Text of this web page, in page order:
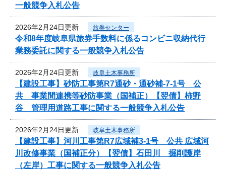
一般競争入札公告
2026年2月24日更新 旅券センター
令和8年度岐阜県旅券手数料に係るコンビニ収納代行
業務委託に関する一般競争入札公告
2026年2月24日更新 岐阜土木事務所
【建設工事】砂防工事第R7通砂・通砂補-7-1号 公
共 事業間連携等砂防事業（国補正）【翌債】柿野
谷 管理用道路工事に関する一般競争入札公告
2026年2月24日更新 岐阜土木事務所
【建設工事】河川工事第R7広域補3-1号 公共 広域河
川改修事業（国補正分）【翌債】石田川 掘削護岸
（左岸）工事に関する一般競争入札公告